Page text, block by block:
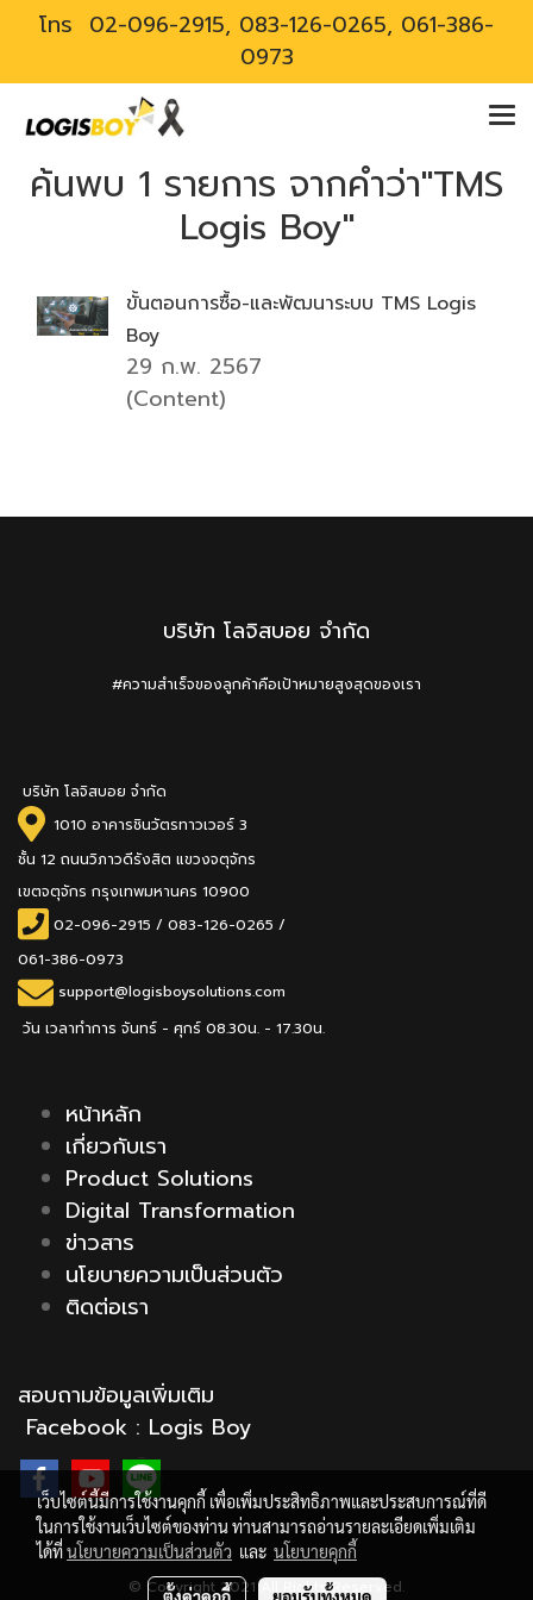
โทร 02-096-2915, 083-126-0265, 061-386-
0973
ค้นพบ 1 รายการ จากคำว่า"TMS
Logis Boy"
ขั้นตอนการซื้อ-และพัฒนาระบบ TMS Logis
Boy
29 ก.พ. 2567
(Content)
บริษัท โลจิสบอย จำกัด
#ความสำเร็จของลูกค้าคือเป้าหมายสูงสุดของเรา
บริษัท โลจิสบอย จำกัด
1010 อาคารชินวัตรทาวเวอร์ 3
ชั้น 12 ถนนวิภาวดีรังสิต แขวงจตุจักร
เขตจตุจักร กรุงเทพมหานคร 10900
02-096-2915/083-126-0265 /
061-386-0973
support@logisboysolutions.com
วัน เวลาทำการ จันทร์ - ศุกร์ 08.30น. - 17.30น.
หน้าหลัก
เกี่ยวกับเรา
Product Solutions
Digital Transformation
ข่าวสาร
นโยบายความเป็นส่วนตัว
ติดต่อเรา
สอบถามข้อมูลเพิ่มเติม
Facebook : Logis Boy
© Copyright 2021 All Rights Reserved.
เว็บไซต์นี้มีการใช้งานคุกกี้ เพื่อเพิ่มประสิทธิภาพและประสบการณ์ที่ดี
ในการใช้งานเว็บไซต์ของท่าน ท่านสามารถอ่านรายละเอียดเพิ่มเติม
ได้ที่นโยบายความเป็นส่วนตัว และ นโยบายคุกกี้